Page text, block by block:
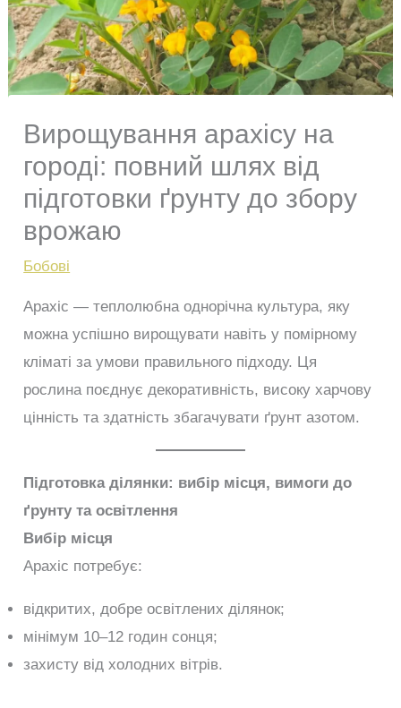
Вирощування арахісу на
городі: повний шлях від
підготовки ґрунту до збору
врожаю
Бобові
Арахіс — теплолюбна однорічна культура, яку
можна успішно вирощувати навіть у помірному
кліматі за умови правильного підходу. Ця
рослина поєднує декоративність, високу харчову
цінність та здатність збагачувати ґрунт азотом.
Підготовка ділянки: вибір місця, вимоги до
ґрунту та освітлення
Вибір місця
Арахіс потребує:
відкритих, добре освітлених ділянок;
мінімум 10–12 годин сонця;
захисту від холодних вітрів.